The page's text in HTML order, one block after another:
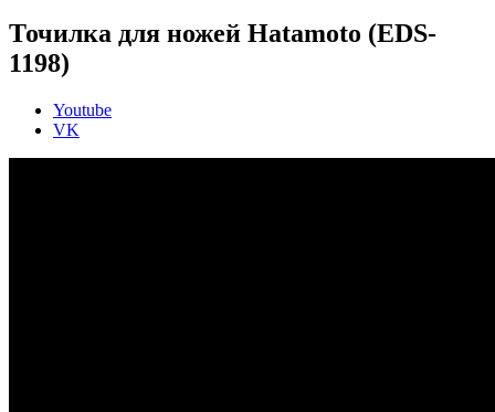
Точилка для ножей Hatamoto (EDS-
1198)
Youtube
VK